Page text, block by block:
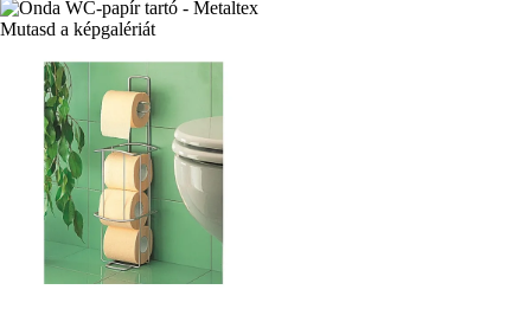
Mutasd a képgalériát